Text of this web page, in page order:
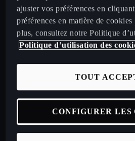
CUPRA Ateca 2020
Configurez votre CUPRA
Véhicules neufs disponibles en
ajuster vos préférences en
préférences en matière de
plus, consultez notre Politique
Politique d’utilisation des
TOUT
CONFIGURER LES